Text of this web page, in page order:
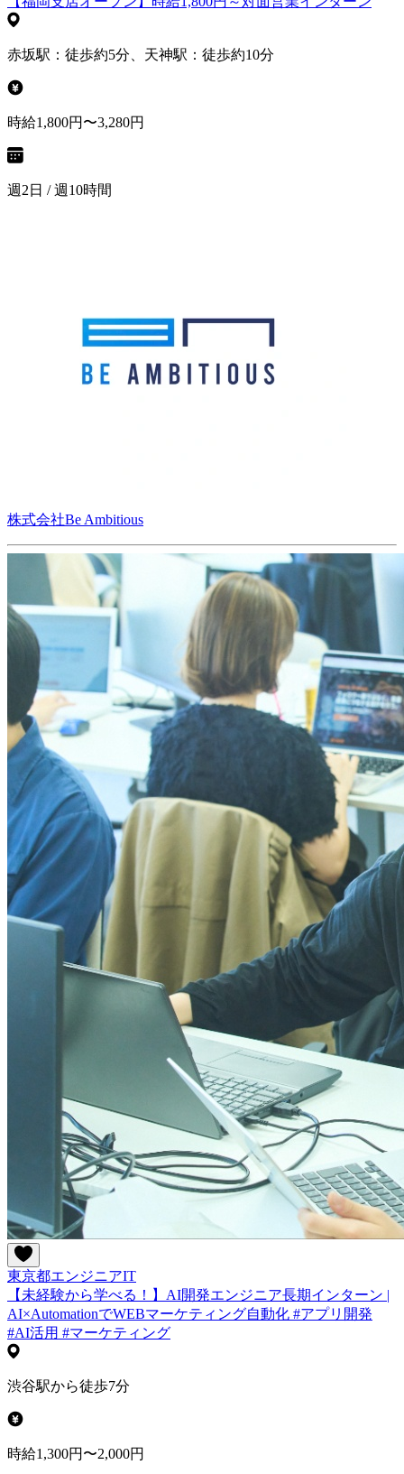
赤坂駅：徒歩約5分、天神駅：徒歩約10分
時給1,800円〜3,280円
週2日 / 週10時間
株式会社Be Ambitious
東京都エンジニアIT
【未経験から学べる！】AI開発エンジニア長期インターン |
AI×AutomationでWEBマーケティング自動化 #アプリ開発
#AI活用 #マーケティング
渋谷駅から徒歩7分
時給1,300円〜2,000円